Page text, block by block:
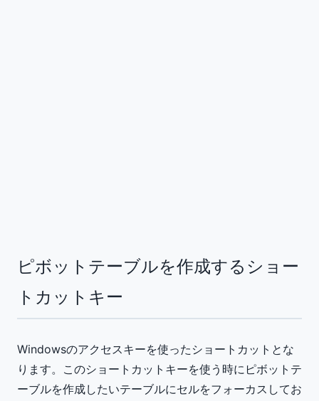
ピボットテーブルを作成するショー
トカットキー
Windowsのアクセスキーを使ったショートカットとな
ります。このショートカットキーを使う時にピボットテ
ーブルを作成したいテーブルにセルをフォーカスしてお